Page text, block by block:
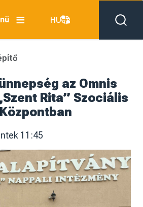
HU
az Omnis
Rita” Szociális
11:45